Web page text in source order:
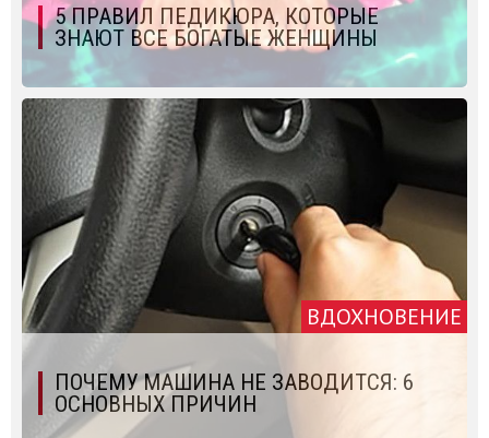
5 ПРАВИЛ ПЕДИКЮРА, КОТОРЫЕ
ЗНАЮТ ВСЕ БОГАТЫЕ ЖЕНЩИНЫ
ВДОХНОВЕНИЕ
ПОЧЕМУ МАШИНА НЕ ЗАВОДИТСЯ: 6
ОСНОВНЫХ ПРИЧИН